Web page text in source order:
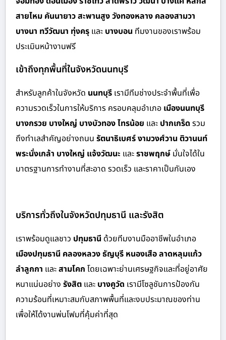
สายไหม คันนายาว สะพานสูง วังทองหลาง คลองสามวา
บางนา ทวีวัฒนา ทุ่งครุ และ บางบอน ทีมงานของเราพร้อม
ประเมินหน้างานฟรี
เข้าถึงทุกพื้นที่ในจังหวัดนนทบุรี
สำหรับลูกค้าในจังหวัด นนทบุรี เรามีทีมช่างประจำพื้นที่เพื่อ
ความรวดเร็วในการให้บริการ ครอบคลุมอำเภอ เมืองนนทบุรี
บางกรวย บางใหญ่ บางบัวทอง ไทรน้อย และ ปากเกร็ด รวม
ถึงทำเลสำคัญอย่างถนน รัตนาธิเบศร์ งามวงศ์วาน ติวานนท์
พระนั่งเกล้า บางใหญ่ แจ้งวัฒนะ และราชพฤกษ์ มั่นใจได้ใน
มาตรฐานการทำงานที่สะอาด รวดเร็ว และราคาเป็นกันเอง
บริการทั่วถึงในจังหวัดปทุมธานี และรังสิต
เราพร้อมดูแลชาว ปทุมธานี ด้วยทีมงานมืออาชีพในอำเภอ
เมืองปทุมธานี คลองหลวง ธัญบุรี หนองเสือ ลาดหลุมแก้ว
ลำลูกกา และสามโคก โดยเฉพาะย่านเศรษฐกิจและที่อยู่อาศัย
หนาแน่นอย่าง รังสิต และ บางคูวัด เรามีโซลูชันการป้องกัน
ความร้อนที่เหมาะสมกับสภาพพื้นที่และงบประมาณของท่าน
เพื่อให้ได้งานพ่นโฟมที่คุ้มค่าที่สุด